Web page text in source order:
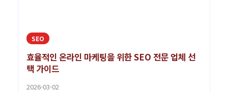
SEO
효율적인 온라인 마케팅을 위한 SEO 전문 업체 선
택 가이드
2026-03-02